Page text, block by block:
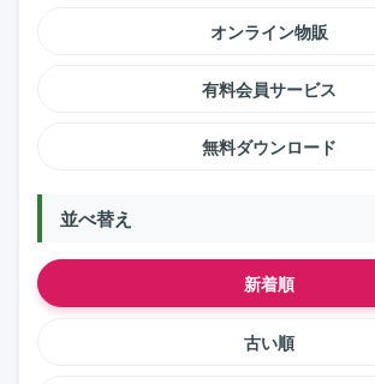
オンライン物販
有料会員サービス
無料ダウンロード
並べ替え
新着順
古い順